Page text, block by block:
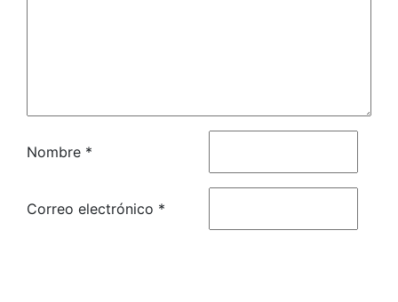
Nombre *
Correo electrónico *